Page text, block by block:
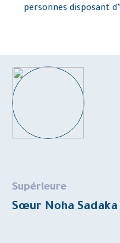
personnes disposant
Supérieure
Sœur Noha Sadaka